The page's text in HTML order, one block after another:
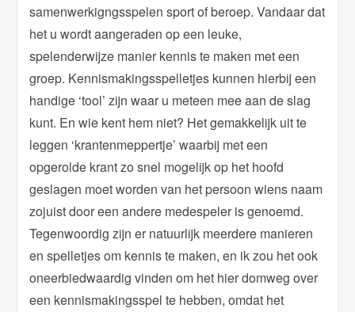
samenwerkigngsspelen sport of beroep. Vandaar dat
het u wordt aangeraden op een leuke,
spelenderwijze manier kennis te maken met een
groep. Kennismakingsspelletjes kunnen hierbij een
handige ‘tool’ zijn waar u meteen mee aan de slag
kunt. En wie kent hem niet? Het gemakkelijk uit te
leggen ‘krantenmeppertje’ waarbij met een
opgerolde krant zo snel mogelijk op het hoofd
geslagen moet worden van het persoon wiens naam
zojuist door een andere medespeler is genoemd.
Tegenwoordig zijn er natuurlijk meerdere manieren
en spelletjes om kennis te maken, en ik zou het ook
oneerbiedwaardig vinden om het hier domweg over
een kennismakingsspel te hebben, omdat het